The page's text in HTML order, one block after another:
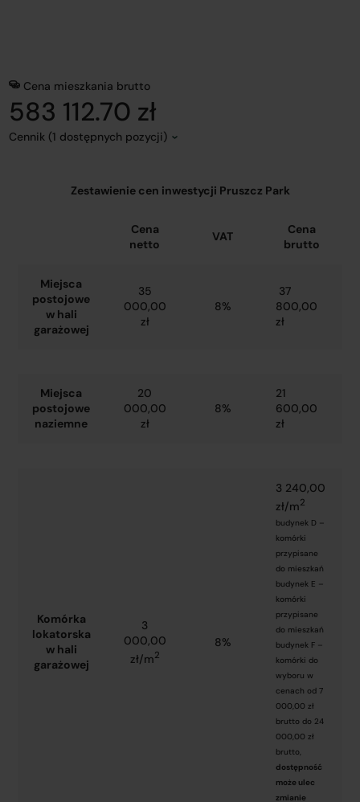
Cena mieszkania brutto
583 112.70 zł
Cennik (1 dostępnych pozycji)
Zestawienie cen inwestycji Pruszcz Park
Cena
netto
VAT
Cena
brutto
Miejsca
postojowe
w hali
garażowej
35
000,00
zł
8%
37
800,00
zł
Miejsca
postojowe
naziemne
20
000,00
zł
8%
21
600,00
zł
Komórka
lokatorska
w hali
garażowej
3
000,00
zł/m2
8%
3 240,00
zł/m2
budynek D –
komórki
przypisane
do mieszkań
budynek E –
komórki
przypisane
do mieszkań
budynek F –
komórki do
wyboru w
cenach od 7
000,00 zł
brutto do 24
000,00 zł
brutto,
dostępność
może ulec
zmianie